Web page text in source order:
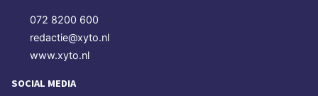
072 8200 600
redactie@xyto.nl
www.xyto.nl
SOCIAL MEDIA